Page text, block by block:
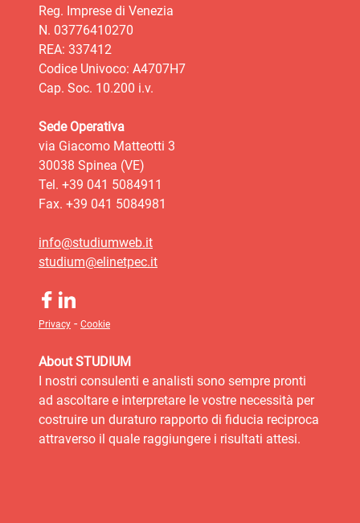
Reg. Imprese di Venezia
N. 03776410270
REA: 337412
Codice Univoco: A4707H7
Cap. Soc. 10.200 i.v.
Sede Operativa
via Giacomo Matteotti 3
30038 Spinea (VE)
Tel. +39 041 5084911
Fax. +39 041 5084981
info@studiumweb.it
studium@elinetpec.it
Privacy - Cookie
About STUDIUM
I nostri consulenti e analisti sono sempre pronti
ad ascoltare e interpretare le vostre necessità per
costruire un duraturo rapporto di fiducia reciproca
attraverso il quale raggiungere i risultati attesi.